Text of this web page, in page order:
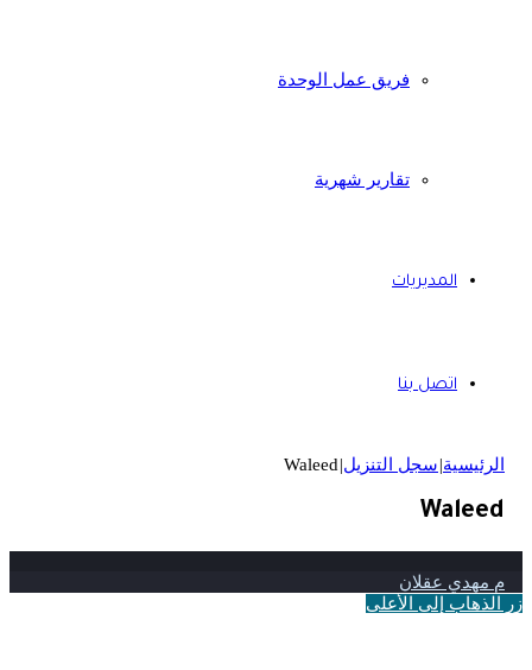
فريق عمل الوحدة
تقارير شهرية
المديريات
اتصل بنا
الرئيسية|سجل التنزيل|
Waleed
Waleed
م مهدي عقلان
زر الذهاب إلى الأعلى